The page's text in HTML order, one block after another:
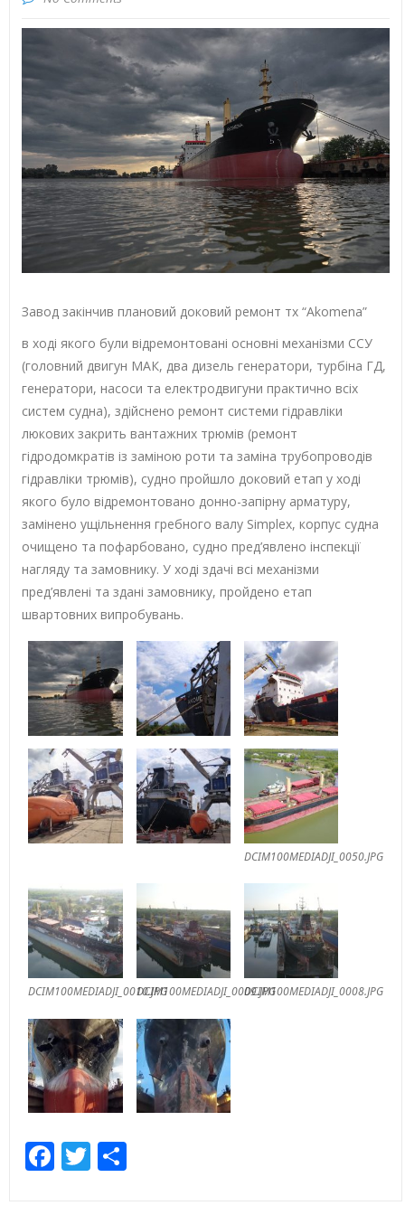
Завод закінчив плановий доковий ремонт тх “Akomena”
в ході якого були відремонтовані основні механізми ССУ
(головний двигун МАК, два дизель генератори, турбіна ГД,
генератори, насоси та електродвигуни практично всіх
систем судна), здійснено ремонт системи гідравліки
люкових закрить вантажних трюмів (ремонт
гідродомкратів із заміною роти та заміна трубопроводів
гідравліки трюмів), судно пройшло доковий етап у ході
якого було відремонтовано донно-запірну арматуру,
замінено ущільнення гребного валу Simplex, корпус судна
очищено та пофарбовано, судно пред’явлено інспекції
нагляду та замовнику. У ході здачі всі механізми
пред’явлені та здані замовнику, пройдено етап
швартовних випробувань.
DCIM100MEDIADJI_0050.JPG
DCIM100MEDIADJI_0010.JPGDCIM100MEDIADJI_0009.JPGDCIM100MEDIADJI_0008.JPG
Facebook
Twitter
Share